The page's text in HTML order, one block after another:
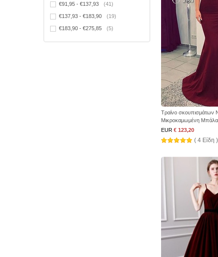
€91,95 - €137,93 (41)
€137,93 - €183,90 (19)
€183,90 - €275,85 (5)
Τραίνο σκουπισμάτων
Μικροκαμωμένη Μπάλα
EUR € 123,20
( 4 Είδη )